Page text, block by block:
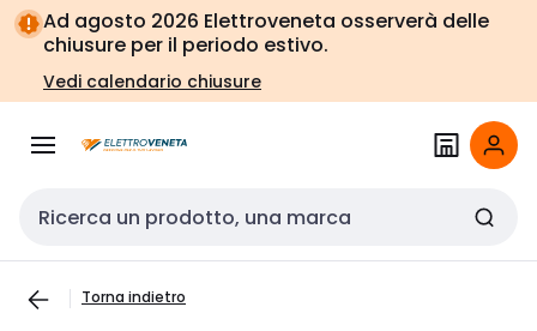
Vai alla
navigazione
Vai
alla
pagina
Ad agosto 2026 Elettroveneta osserverà delle
chiusure per il periodo estivo.
Vedi calendario chiusure
Cerca input
Torna indietro